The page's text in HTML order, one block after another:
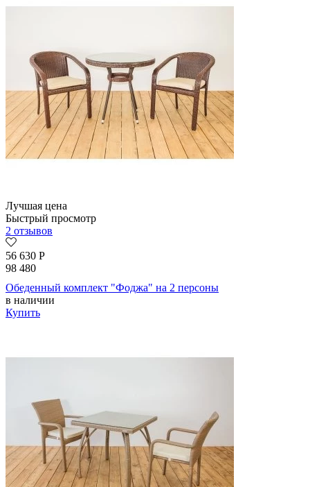
Лучшая цена
Быстрый просмотр
2 отзывов
56 630 Р
98 480
Обеденный комплект "Фоджа" на 2 персоны
в наличии
Купить